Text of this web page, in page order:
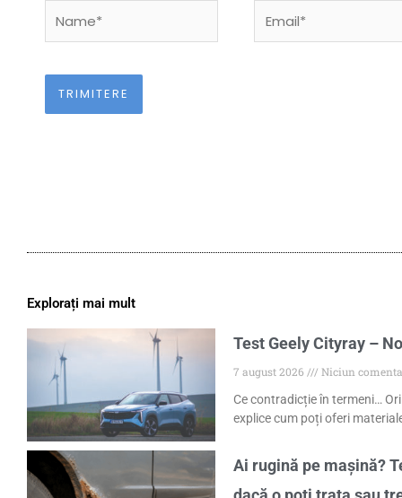
Explorați mai mult
Test Geely Cityray –
7 august 2026
Niciun
Ce contradicție în termeni…
explice cum poți oferi
Ai rugină pe mașină?